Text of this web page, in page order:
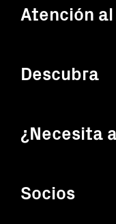
Atención
Descubra
¿Necesita
Socios